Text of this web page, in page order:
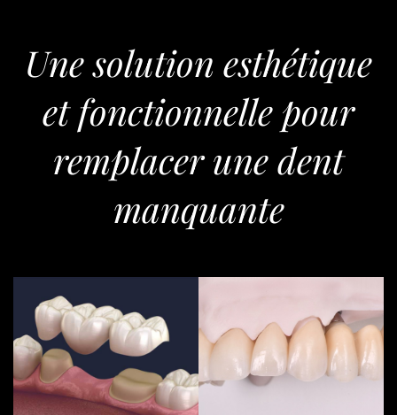
Les conseils
Cas cliniques
Accès
Une solution esthétique
etfonctionnelle pour
remplacer une dent
manquante